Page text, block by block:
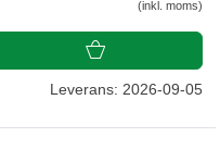
(inkl. moms)
Leverans: 2026-09-05